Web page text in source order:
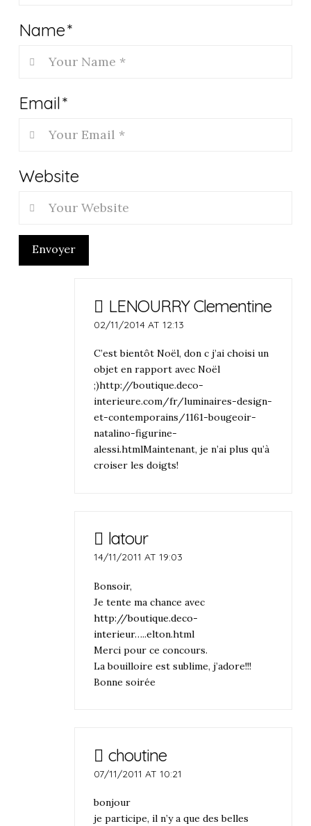
Name*
Email*
Website
Envoyer
LENOURRY Clementine
02/11/2014 AT 12:13
C’est bientôt Noël, don c j’ai choisi un
objet en rapport avec Noël
;)http://boutique.deco-
interieure.com/fr/luminaires-design-
et-contemporains/1161-bougeoir-
natalino-figurine-
alessi.htmlMaintenant, je n’ai plus qu’à
croiser les doigts!
latour
14/11/2011 AT 19:03
Bonsoir,
Je tente ma chance avec
http://boutique.deco-
interieur…..elton.html
Merci pour ce concours.
La bouilloire est sublime, j’adore!!!
Bonne soirée
choutine
07/11/2011 AT 10:21
bonjour
je participe, il n’y a que des belles